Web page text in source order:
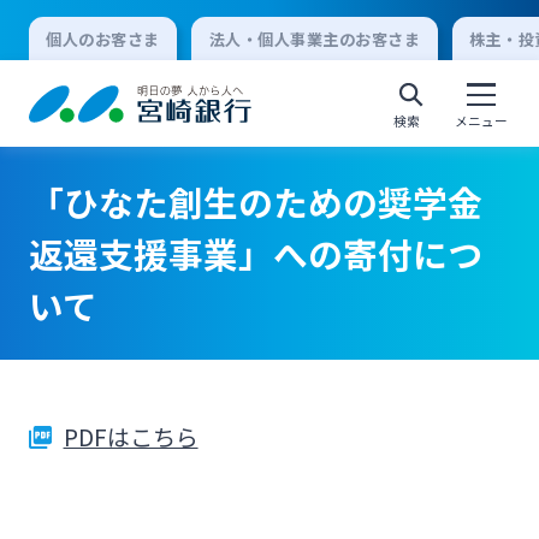
個人のお客さま 法人・個人事業主のお客さま 株主・
検索 メニュー
個人向けインターネットバンキング
「ひなた創生のための奨学金
返還支援事業」への寄付につ
いて
PDFはこちら